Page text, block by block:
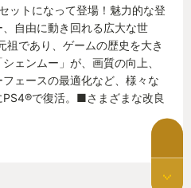
細かく遊ぶと時間がかかっ
Ⅲ」をプレイしていきま
た陳貴章が、めちゃくち
Ⅲ」には登場するのでしょ
ットになって登場！魅力的な登
自由に動き回れる広大な世
であり、ゲームの歴史を大き
ェンムー」が、画質の向上、
ェースの最適化など、様々な
で復活。■さまざまな改良